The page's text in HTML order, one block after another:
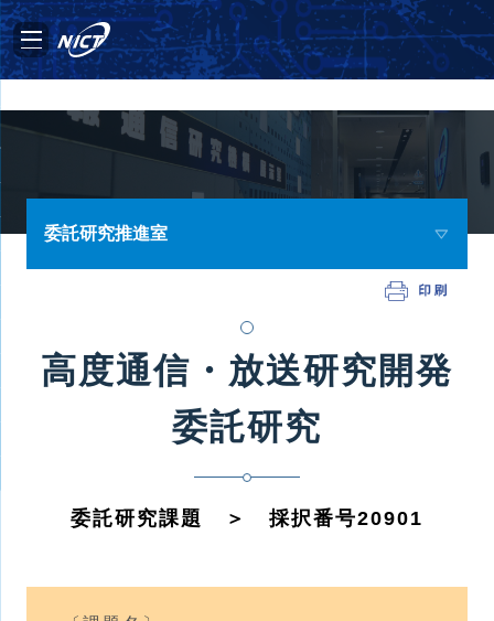
委託研究推進室
高度通信・放送研究開発
委託研究
委託研究課題 ＞ 採択番号20901